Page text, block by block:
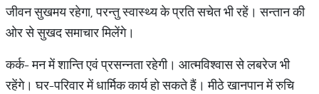
जीवन सुखमय रहेगा, परन्तु स्वास्थ्य के प्रति सचेत भी रहें। सन्तान की
ओर से सुखद समाचार मिलेंगे।
कर्क- मन में शान्ति एवं प्रसन्नता रहेगी। आत्मविश्वास से लबरेज भी
रहेंगे। घर-परिवार में धार्मिक कार्य हो सकते हैं। मीठे खानपान में रुचि